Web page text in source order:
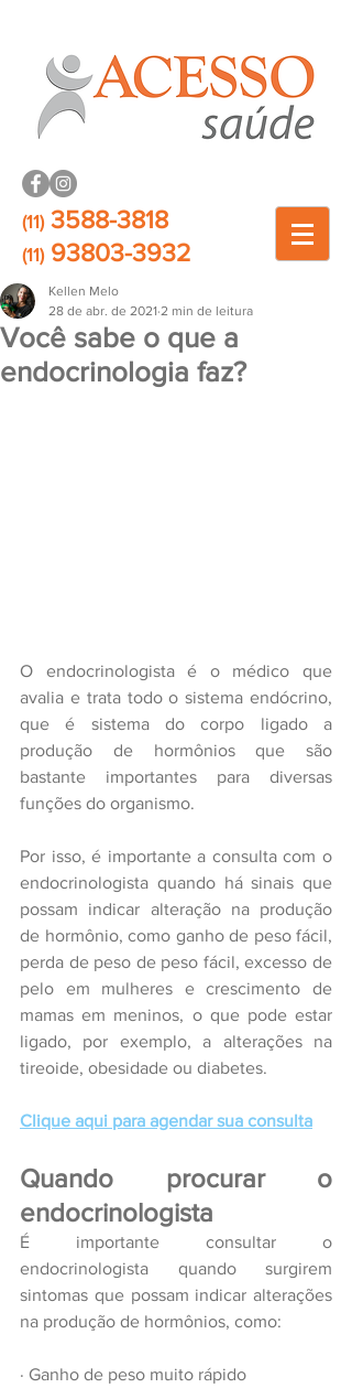
(11)3588-3818
(11)93803-3932
Você sabe o que a
endocrinologia faz?
Kellen Melo
28 de abr. de 2021 2 min de leitura
O endocrinologista é o médico que
avalia e trata todo o sistema endócrino,
que é sistema do corpo ligado a
produção de hormônios que são
bastante importantes para diversas
funções do organismo.
Por isso, é importante a consulta com o
endocrinologista quando há sinais que
possam indicar alteração na produção
de hormônio, como ganho de peso fácil,
perda de peso de peso fácil, excesso de
pelo em mulheres e crescimento de
mamas em meninos, o que pode estar
ligado, por exemplo, a alterações na
tireoide, obesidade ou diabetes.
Clique aqui para agendar sua consulta
Quando procurar o
endocrinologista
É importante consultar o
endocrinologista quando surgirem
sintomas que possam indicar alterações
na produção de hormônios, como:
· Ganho de peso muito rápido